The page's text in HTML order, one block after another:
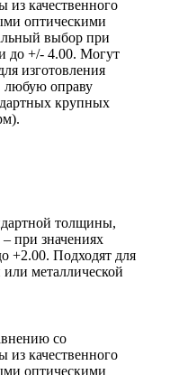
из качественного
оптическими
выбор при
до +/- 4.00. Могут
изготовления
любую оправу
крупных
толщины,
при значениях
+2.00. Подходят для
металлической
со
из качественного
оптическими